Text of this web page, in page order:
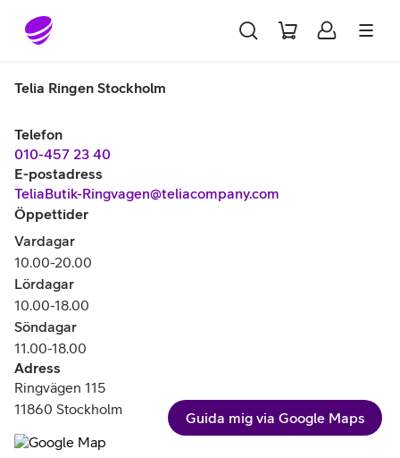
Gå till sidans innehåll
Telia Ringen Stockholm
Telefon
010-457 23 40
E-postadress
TeliaButik-Ringvagen@teliacompany.com
Öppettider
Vardagar
10.00-20.00
Lördagar
10.00-18.00
Söndagar
11.00-18.00
Adress
Ringvägen 115
11860 Stockholm
Guida mig via Google Maps